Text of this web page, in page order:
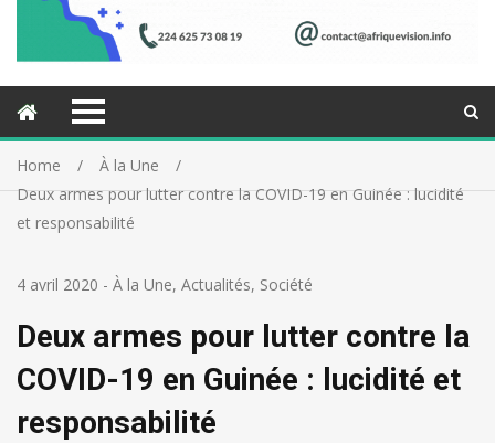
Home
À la Une
Deux armes pour lutter contre la COVID-19 en Guinée : lucidité
et responsabilité
4 avril 2020 - À la Une, Actualités, Société
Deux armes pour lutter contre la
COVID-19 en Guinée : lucidité et
responsabilité